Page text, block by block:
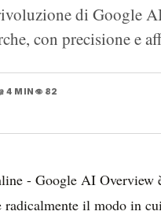
di Google
con precisione e
4 MIN 👁️ 82
- Google AI Overview
radicalmente il modo in